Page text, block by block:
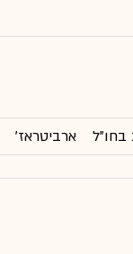
בחו"ל ארביטראז'